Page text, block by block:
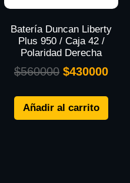
Batería Duncan Liberty
Plus 950 / Caja 42 /
Polaridad Derecha
$560000 $430000
Añadir al carrito